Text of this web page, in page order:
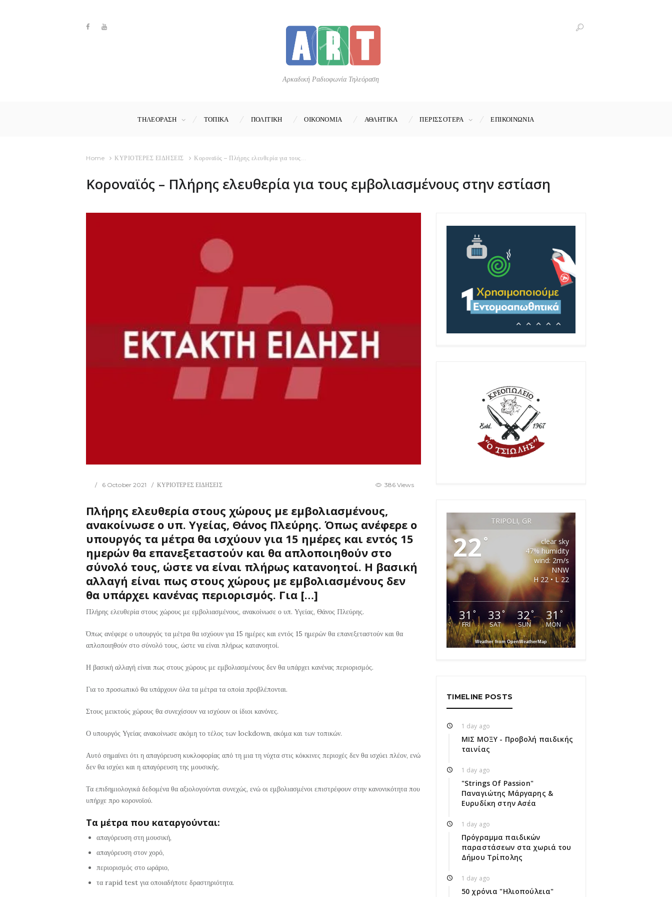
Αρκαδική Ραδιοφωνία Τηλεόραση
ΤΗΛΕΟΡΑΣΗ ΤΟΠΙΚΑ ΠΟΛΙΤΙΚΗ ΟΙΚΟΝΟΜΙΑ ΑΘΛΗΤΙΚΑ ΠΕΡΙΣΣΟΤΕΡΑ ΕΠΙΚΟΙΝΩΝΊΑ
Home ΚΥΡΙΟΤΕΡΕΣ ΕΙΔΗΣΕΙΣ Κοροναϊός – Πλήρης ελευθερία για τους...
Κοροναϊός – Πλήρης ελευθερία για τους εμβολιασμένους στην εστίαση
6 October 2021 ΚΥΡΙΟΤΕΡΕΣ ΕΙΔΗΣΕΙΣ 386 Views
Πλήρης ελευθερία στους χώρους με εμβολιασμένους,
ανακοίνωσε ο υπ. Υγείας, Θάνος Πλεύρης. Όπως ανέφερε ο
υπουργός τα μέτρα θα ισχύουν για 15 ημέρες και εντός 15
ημερών θα επανεξεταστούν και θα απλοποιηθούν στο
σύνολό τους, ώστε να είναι πλήρως κατανοητοί. Η βασική
αλλαγή είναι πως στους χώρους με εμβολιασμένους δεν
θα υπάρχει κανένας περιορισμός. Για […]
Πλήρης ελευθερία στους χώρους με εμβολιασμένους, ανακοίνωσε ο υπ. Υγείας, Θάνος Πλεύρης.
Όπως ανέφερε ο υπουργός τα μέτρα θα ισχύουν για 15 ημέρες και εντός 15 ημερών θα επανεξεταστούν και θα
απλοποιηθούν στο σύνολό τους, ώστε να είναι πλήρως κατανοητοί.
Η βασική αλλαγή είναι πως στους χώρους με εμβολιασμένους δεν θα υπάρχει κανένας περιορισμός.
Για το προσωπικό θα υπάρχουν όλα τα μέτρα τα οποία προβλέπονται.
Στους μεικτούς χώρους θα συνεχίσουν να ισχύουν οι ίδιοι κανόνες.
Ο υπουργός Υγείας ανακοίνωσε ακόμη το τέλος των lockdown, ακόμα και των τοπικών.
Αυτό σημαίνει ότι η απαγόρευση κυκλοφορίας από τη μια τη νύχτα στις κόκκινες περιοχές δεν θα ισχύει πλέον, ενώ
δεν θα ισχύει και η απαγόρευση της μουσικής.
Τα επιδημιολογικά δεδομένα θα αξιολογούνται συνεχώς, ενώ οι εμβολιασμένοι επιστρέφουν στην κανονικότητα που
υπήρχε προ κορονοϊού.
Τα μέτρα που καταργούνται:
απαγόρευση στη μουσική,
απαγόρευση στον χορό,
περιορισμός στο ωράριο,
τα rapid test για οποιαδήποτε δραστηριότητα.
TRIPOLI, GR
22 °
clear sky
47% humidity
wind: 2m/s
NNW
H 22 • L 22
31 °
FRI
33°
SAT
32°
SUN
31 °
MON
Weather from OpenWeatherMap
TIMELINE POSTS
1 day ago
ΜΙΣ ΜΟΞΥ - Προβολή παιδικής
ταινίας
1 day ago
"Strings Of Passion"
Παναγιώτης Μάργαρης &
Ευρυδίκη στην Ασέα
1 day ago
Πρόγραμμα παιδικών
παραστάσεων στα χωριά του
Δήμου Τρίπολης
1 day ago
50 χρόνια "Ηλιοπούλεια"